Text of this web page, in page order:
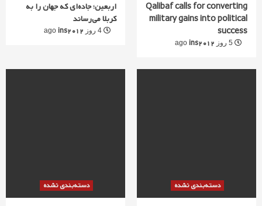
اربعین؛ جاده‌ای که جهان را به
کربلا می‌رساند
ins2012
Qalibaf calls for converting
military gains into political
success
ins2012
دسته‌بندی نشده دسته‌بندی نشده